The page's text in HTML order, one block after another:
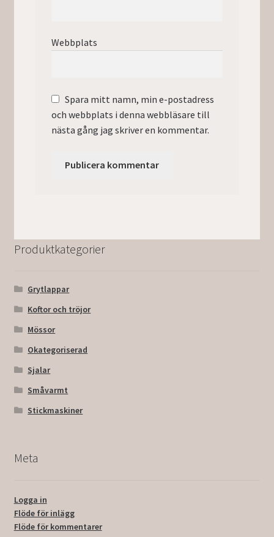
Webbplats
Spara mitt namn, min e-postadress
och webbplats i denna webbläsare till
nästa gång jag skriver en kommentar.
Produktkategorier
Grytlappar
Koftor och tröjor
Mössor
Okategoriserad
Sjalar
Småvarmt
Stickmaskiner
Meta
Logga in
Flöde för inlägg
Flöde för kommentarer